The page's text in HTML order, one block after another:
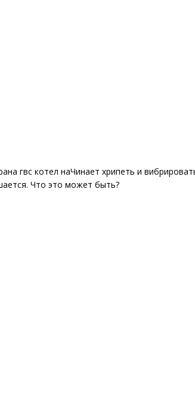
гвс котел наЧинает хрипеть и
Что это может быть?